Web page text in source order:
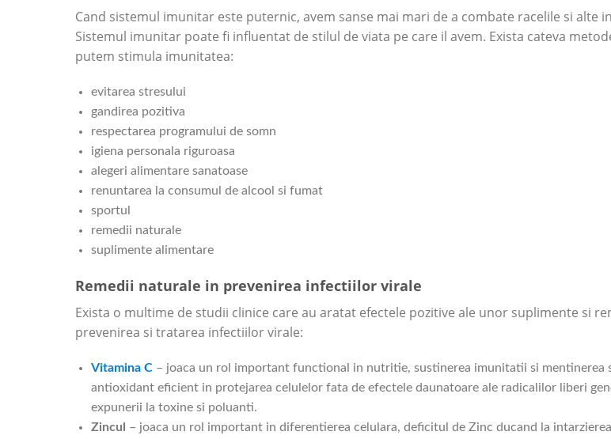
Cand sistemul imunitar este puternic, avem sanse mai mari de a combate racelile si alte
Sistemul imunitar poate fi influentat de stilul de viata pe care il avem. Exista cateva
putem stimula imunitatea:
evitarea stresului
gandirea pozitiva
respectarea programului de somn
igiena personala riguroasa
alegeri alimentare sanatoase
renuntarea la consumul de alcool si fumat
sportul
remedii naturale
suplimente alimentare
Remedii naturale in prevenirea infectiilor virale
Exista o multime de studii clinice care au aratat efectele pozitive ale unor suplimente si
prevenirea si tratarea infectiilor virale:
Vitamina C – joaca un rol important functional in nutritie, sustinerea imunitatii si mentinerea
antioxidant eficient in protejarea celulelor fata de efectele daunatoare ale radicalilor liberi
expunerii la toxine si poluanti.
Zincul – joaca un rol important in diferentierea celulara, deficitul de Zinc ducand la